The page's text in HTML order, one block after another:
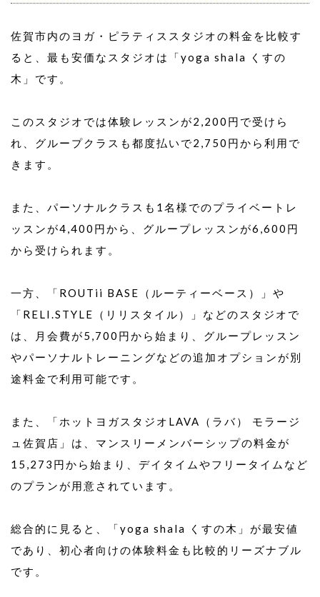
佐賀市内のヨガ・ピラティススタジオの料金を比較す
ると、最も安価なスタジオは「yoga shala くすの
木」です。
このスタジオでは体験レッスンが2,200円で受けら
れ、グループクラスも都度払いで2,750円から利用で
きます。
また、パーソナルクラスも1名様でのプライベートレ
ッスンが4,400円から、グループレッスンが6,600円
から受けられます。
一方、「ROUTii BASE（ルーティーベース）」や
「RELI.STYLE（リリスタイル）」などのスタジオで
は、月会費が5,700円から始まり、グループレッスン
やパーソナルトレーニングなどの追加オプションが別
途料金で利用可能です。
また、「ホットヨガスタジオLAVA（ラバ） モラージ
ュ佐賀店」は、マンスリーメンバーシップの料金が
15,273円から始まり、デイタイムやフリータイムなど
のプランが用意されています。
総合的に見ると、「yoga shala くすの木」が最安値
であり、初心者向けの体験料金も比較的リーズナブル
です。